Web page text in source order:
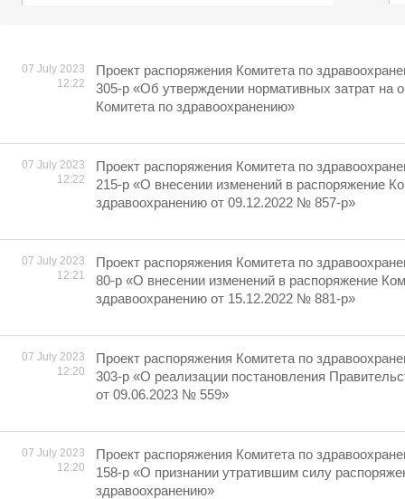
07 July 2023
12:22
Проект распоряжения Комитета по
305-р «Об утверждении нормативных затрат на
Комитета по здравоохранению»
07 July 2023
12:22
Проект распоряжения Комитета по
215-р «О внесении изменений в распоряжение
здравоохранению от 09.12.2022 № 857-р»
07 July 2023
12:21
Проект распоряжения Комитета по
80-р «О внесении изменений в распоряжение
здравоохранению от 15.12.2022 № 881-р»
07 July 2023
12:20
Проект распоряжения Комитета по
303-р «О реализации постановления
от 09.06.2023 № 559»
07 July 2023
12:20
Проект распоряжения Комитета по
158-р «О признании утратившим силу
здравоохранению»